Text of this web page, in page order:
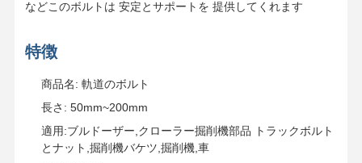
などこのボルトは 安定とサポートを 提供してくれます
特徴
商品名: 軌道のボルト
長さ: 50mm~200mm
適用:ブルドーザー,クローラー掘削機部品 トラックボルト
とナット,掘削機バケツ,掘削機,車